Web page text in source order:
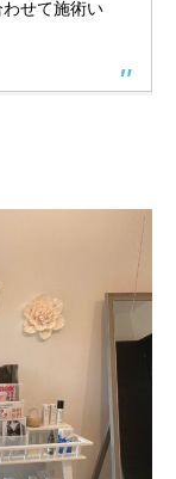
せて施術い